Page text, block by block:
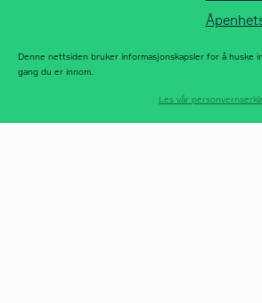
Denne nettsiden bruker informasjonskapsler for å huske
gang du er innom.
Les vår